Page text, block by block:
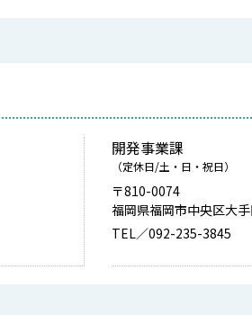
開発事業課
（定休日/土・日・祝日）
〒810-0074
福岡県福岡市中央区大
TEL／092-235-3845